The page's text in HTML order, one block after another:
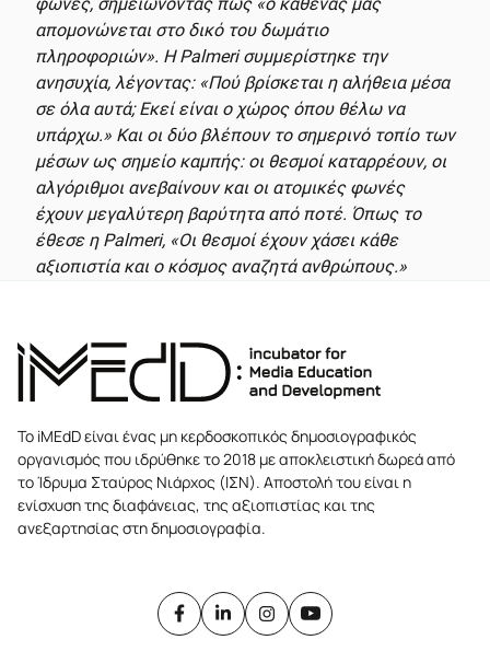
απομονώνεται στο δικό του δωμάτιο
πληροφοριών». Η Palmeri συμμερίστηκε την
ανησυχία, λέγοντας: «Πού βρίσκεται η αλήθεια μέσα
σε όλα αυτά; Εκεί είναι ο χώρος όπου θέλω να
υπάρχω.» Και οι δύο βλέπουν το σημερινό τοπίο των
μέσων ως σημείο καμπής: οι θεσμοί καταρρέουν, οι
αλγόριθμοι ανεβαίνουν και οι ατομικές φωνές
έχουν μεγαλύτερη βαρύτητα από ποτέ. Όπως το
έθεσε η Palmeri, «Οι θεσμοί έχουν χάσει κάθε
αξιοπιστία και ο κόσμος αναζητά ανθρώπους.»
Το iMEdD είναι ένας μη κερδοσκοπικός δημοσιογραφικός
οργανισμός που ιδρύθηκε το 2018 με αποκλειστική δωρεά από
το Ίδρυμα Σταύρος Νιάρχος (ΙΣΝ). Αποστολή του είναι η
ενίσχυση της διαφάνειας, της αξιοπιστίας και της
ανεξαρτησίας στη δημοσιογραφία.